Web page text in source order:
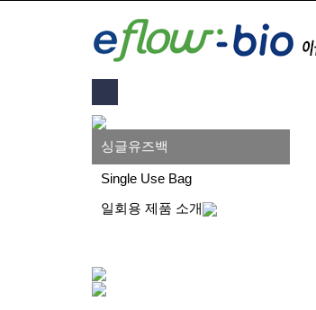
싱글유즈백
Single Use Bag
일회용 제품 소개